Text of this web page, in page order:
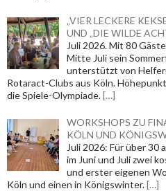
„VIER LECKERE
UND „DIE WILDE
Juli 2026. Mit 80
Mitte Juli sein
unterstützt von
Rotaract-Clubs aus Köln.
die Spiele-Olympiade.[…]
WORKSHOPS ZU
KÖLN UND
Juli 2026: Für über 30
im Juni und Juli zwei
und erster eigenen
Köln und einen in Königswinter.[…]